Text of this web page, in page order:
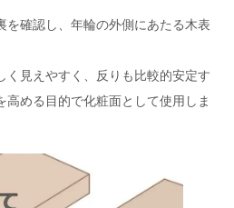
を確認し、年輪の外側にあたる木表
く見えやすく、反りも比較的安定す
高める目的で化粧面として使用しま